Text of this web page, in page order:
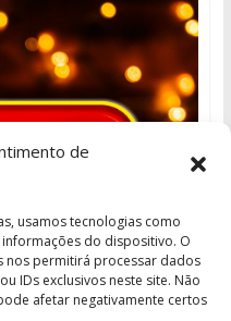
de
usamos tecnologias como
do dispositivo. O
nos permitirá processar dados
IDs exclusivos neste site. Não
afetar negativamente certos